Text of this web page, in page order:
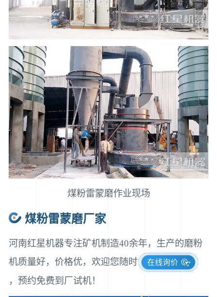
煤粉雷蒙磨作业现场
煤粉雷蒙磨厂家
河南红星机器专注矿机制造40余年，生产的磨粉
机质量好，价格优，欢迎您随时
在线询价
，预约免费到厂试机！